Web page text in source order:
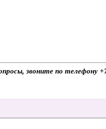
звоните по телефону